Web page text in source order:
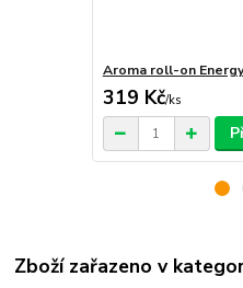
Aroma roll-on
319 Kč/ks
Zboží zařazeno v